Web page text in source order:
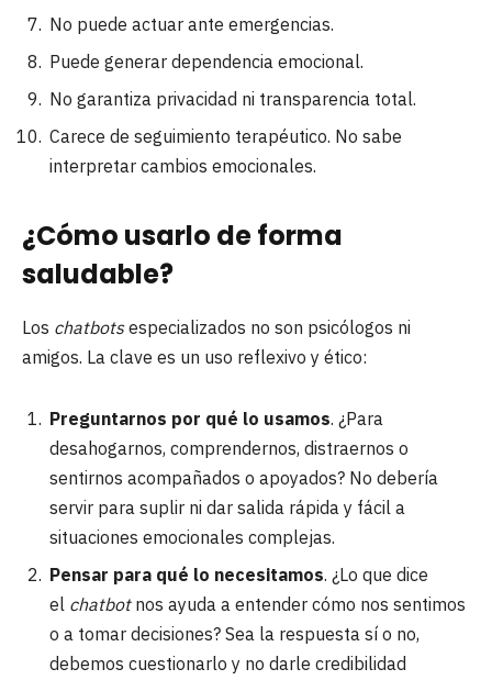
No puede actuar ante emergencias.
Puede generar dependencia emocional.
No garantiza privacidad ni transparencia total.
Carece de seguimiento terapéutico. No sabe
interpretar cambios emocionales.
¿Cómo usarlo de forma
saludable?
Los chatbotsespecializados no son psicólogos ni
amigos. La clave es un uso reflexivo y ético:
Preguntarnos por qué lo usamos. ¿Para
desahogarnos, comprendernos, distraernos o
sentirnos acompañados o apoyados? No debería
servir para suplir ni dar salida rápida y fácil a
situaciones emocionales complejas.
Pensar para qué lo necesitamos. ¿Lo que dice
el chatbotnos ayuda a entender cómo nos sentimos
o a tomar decisiones? Sea la respuesta sí o no,
debemos cuestionarlo y no darle credibilidad